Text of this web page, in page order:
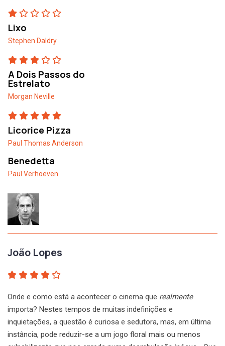
Lixo
Stephen Daldry
A Dois Passos do
Estrelato
Morgan Neville
Licorice Pizza
Paul Thomas Anderson
Benedetta
Paul Verhoeven
João Lopes
Onde e como está a acontecer o cinema que realmente
importa? Nestes tempos de muitas indefinições e
inquietações, a questão é curiosa e sedutora, mas, em última
instância, pode reduzir-se a um jogo floral mais ou menos